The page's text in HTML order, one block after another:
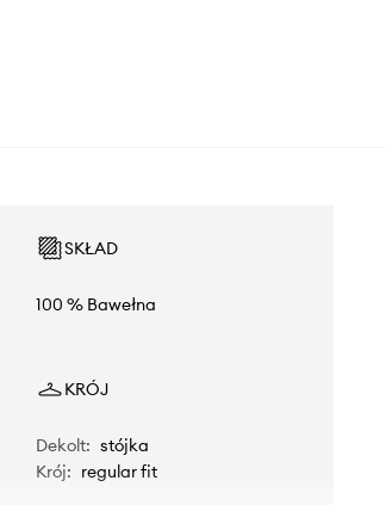
SKŁAD
100 % Bawełna
KRÓJ
Dekolt: stójka
Krój: regular fit